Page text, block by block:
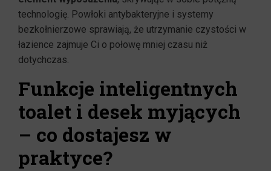
technologię. Powłoki antybakteryjne i systemy
bezkołnierzowe sprawiają, że utrzymanie czystości w
łazience zajmuje Ci o połowę mniej czasu niż
dotychczas.
Funkcje inteligentnych
toalet i desek myjących
– co dostajesz w
praktyce?